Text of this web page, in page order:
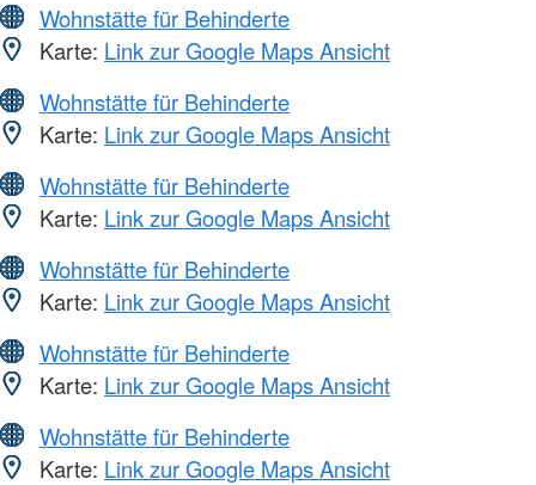
Wohnstätte für Behinderte
Karte: Link zur Google Maps Ansicht
Wohnstätte für Behinderte
Karte: Link zur Google Maps Ansicht
Wohnstätte für Behinderte
Karte: Link zur Google Maps Ansicht
Wohnstätte für Behinderte
Karte: Link zur Google Maps Ansicht
Wohnstätte für Behinderte
Karte: Link zur Google Maps Ansicht
Wohnstätte für Behinderte
Karte: Link zur Google Maps Ansicht